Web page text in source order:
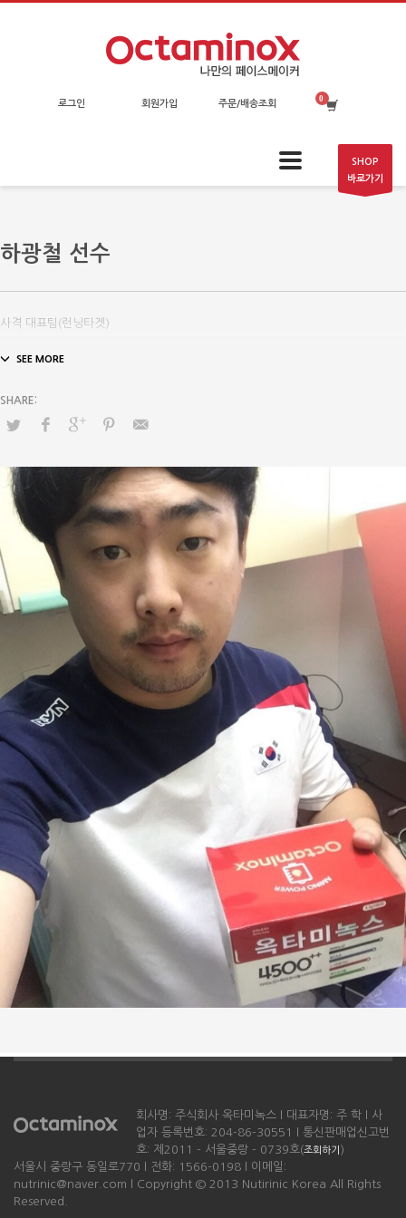
로그인 회원가입 주문/배송조회
SHOP
바로가기
하광철 선수
사격 대표팀(런닝타겟)
회사명: 주식회사 옥타미녹스 l 대표자명: 주 학 l 사
업자 등록번호: 204-86-30551 l 통신판매업신고번
호: 제2011 - 서울중랑 - 0739호(조회하기 )
서울시 중랑구 동일로770 l 전화: 1566-0198 l 이메일:
nutrinic@naver.com l Copyright © 2013 Nutirinic Korea All Rights
Reserved.